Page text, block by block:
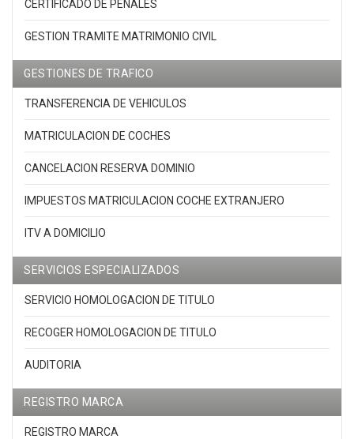
CERTIFICADO DE PENALES
GESTION TRAMITE MATRIMONIO CIVIL
GESTIONES DE TRAFICO
TRANSFERENCIA DE VEHICULOS
MATRICULACION DE COCHES
CANCELACION RESERVA DOMINIO
IMPUESTOS MATRICULACION COCHE EXTRANJERO
ITV A DOMICILIO
SERVICIOS ESPECIALIZADOS
SERVICIO HOMOLOGACION DE TITULO
RECOGER HOMOLOGACION DE TITULO
AUDITORIA
REGISTRO MARCA
REGISTRO MARCA